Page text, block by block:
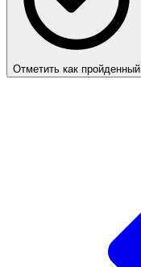
Отметить как пройденный